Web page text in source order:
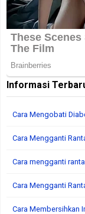
Informasi
Cara Mengobati
Cara Mengganti
Cara mengganti
Cara Mengganti
Cara Membersihkan